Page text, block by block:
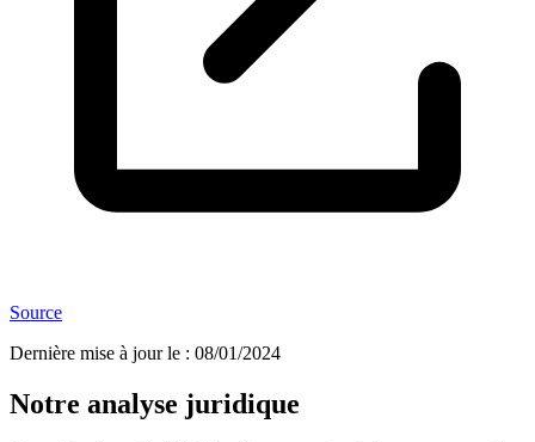
Source
Dernière mise à jour le : 08/01/2024
Notre analyse juridique